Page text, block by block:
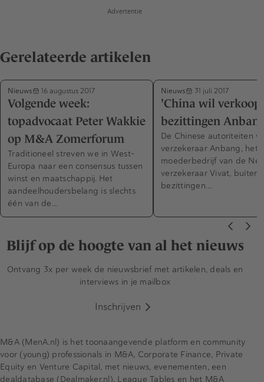
Advertentie
Gerelateerde artikelen
Nieuws 16 augustus 2017
Volgende week:
topadvocaat Peter Wakkie
op M&A Zomerforum
Traditioneel streven we in West-
Europa naar een consensus tussen
winst en maatschappij. Het
aandeelhoudersbelang is slechts
één van de…
Nieuws 31 juli 2017
'China wil verkoop
bezittingen
De Chinese autoriteiten
verzekeraar Anbang, het
moederbedrijf van de
verzekeraar Vivat,
bezittingen…
Blijf op de hoogte van al het nieuws
Ontvang 3x per week de nieuwsbrief met artikelen, deals en
interviews in je mailbox
Inschrijven
M&A (MenA.nl) is het toonaangevende platform en community
voor (young) professionals in M&A, Corporate Finance, Private
Equity en Venture Capital, met nieuws, evenementen, een
dealdatabase (Dealmaker.nl), League Tables en het M&A